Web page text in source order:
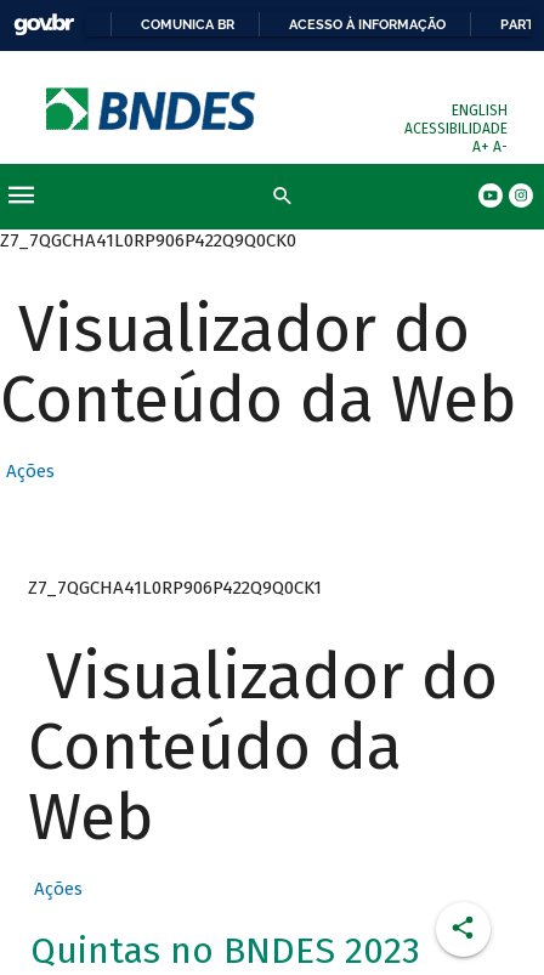
COMUNICA BR ACESSO À INFORMAÇÃO
ENGLISH
ACESSIBILIDADE
A+ A-
Z7_7QGCHA41L0RP906P422Q9Q0CK0
Visualizador do
Conteúdo da Web
Ações
Z7_7QGCHA41L0RP906P422Q9Q0CK1
Visualizador do
Conteúdo da
Web
Ações
Quintas no BNDES 2023